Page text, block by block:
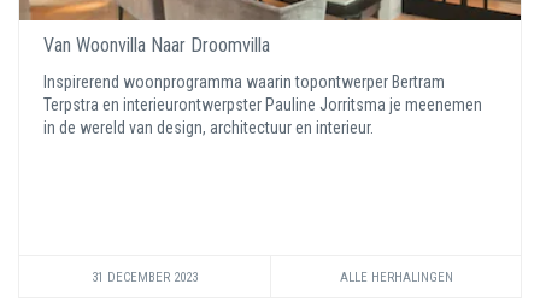
Van Woonvilla Naar Droomvilla
Inspirerend woonprogramma waarin topontwerper Bertram
Terpstra en interieurontwerpster Pauline Jorritsma je meenemen
in de wereld van design, architectuur en interieur.
31 DECEMBER 2023 ALLE HERHALINGEN